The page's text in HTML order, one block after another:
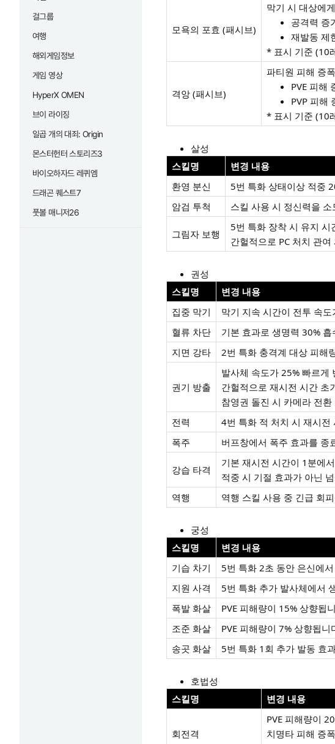
걸그룹
여행
해외게임정보
게임 영상
HyperX OMEN
브이 라이징
일곱 개의 대죄: Origin
몬스터헌터 스토리즈3
바이오하자드 레퀴엠
드래곤 퀘스트7
풋볼 매니저26
모욕의 포효 (패시브)
막기 시 대상에
공격력 증
재발동 제
* 표시 기준 (10
격앙 (패시브)
파티원 피해 증
PVE 피해
PVP 피해
* 표시 기준 (10
살성
스킬명
변경 내용
환영 분신
5번 특화 상태이상 적중
암검 투척
스킬 사용 시 정신력을
그림자 보행
5번 특화 장착 시 유지
간헐적으로 PC 처치 관
권성
스킬명
변경 내용
집중 막기
막기 지속 시간이 전투 속
혈류 차단
기본 효과로 생명력 30%
지면 강타
2번 특화 충격계 대상 피해
권기 방출
발사체 속도가 25% 빠르게
간헐적으로 재시전 시간 초
참영권 돌진 시 카메라 전
전력
4번 특화 적 처치 시 재시전
폭주
버프창에서 폭주 효과를 종
강습 타격
기본 재시전 시간이 1분에
적중 시 기절 효과가 아닌
역행
역행 스킬 사용 중 긴급 회
궁성
스킬명
변경 내용
기습 차기
5번 특화 2초 동안 은신에
지원 사격
5번 특화 추가 발사체에서
폭발 화살
PVE 피해량이 15% 상향됩
조준 화살
PVE 피해량이 7% 상향됩니
송곳 화살
5번 특화 1회 추가 발동 효
호법성
스킬명
변경 내용
회전격
PVE 피해량이
치명타 피해 증